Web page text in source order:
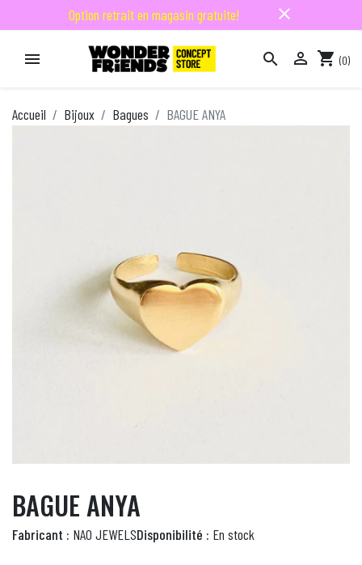
Option retrait en magasin gratuite! close
   shopping_cart (0)
Accueil Bijoux Bagues BAGUE ANYA
BAGUE ANYA
Fabricant : NAO JEWELSDisponibilité : En stock